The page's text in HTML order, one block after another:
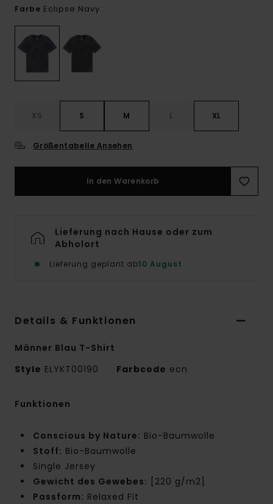
Farbe Eclipse Navy
XS S M L XL
Größentabelle Ansehen
In den Warenkorb
Lieferung nach Hause oder zum
Abholort
Lieferung geplant ab10 August
Details & Funktionen
Männer Blau T-Shirt
Style ELYKT00190 Farbcode ecn
Funktionen
Conscious by Nature: Bio-Baumwolle
Stoff: Bio-Baumwolle
Single Jersey
Gewicht des Gewebes: [220 g/m2]
Passform: Relaxed Fit